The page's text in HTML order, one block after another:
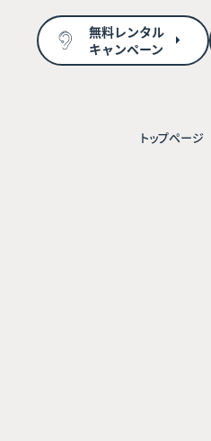
無料レンタル
キャンペーン
トップページ